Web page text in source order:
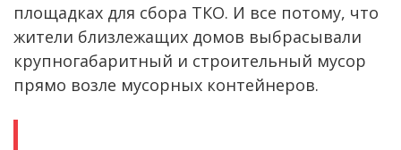
площадках для сбора ТКО. И все потому, что
жители близлежащих домов выбрасывали
крупногабаритный и строительный мусор
прямо возле мусорных контейнеров.